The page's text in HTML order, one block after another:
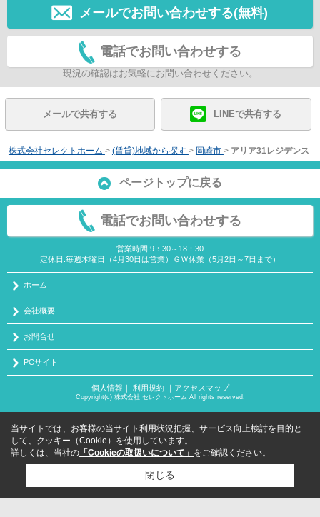
メールでお問い合わせする(無料)
電話でお問い合わせする
現況の確認はお気軽にお問い合わせください。
メールで共有する LINEで共有する
株式会社セレクトホーム > (賃貸)地域から探す > 岡崎市 > アリア31レジデンス
ページトップに戻る
電話でお問い合わせする
営業時間:9：30～18：30
定休日:毎週木曜日（4月30日は営業）ＧＷ休業（5月2日～7日まで）
ホーム
会社概要
お問合せ
PCサイト
個人情報 利用規約｜ アクセスマップ
Copyright(c) 株式会社 セレクトホーム All rights reserved.
当サイトでは、お客様の当サイト利用状況把握、サービス向上検討を目的と
して、クッキー（Cookie）を使用しています。
詳しくは、当社の 「Cookieの取扱いについて」 をご確認ください。
閉じる